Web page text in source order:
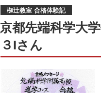
日:椥辻教室 合格体験記
京都先端科学大
３Iさん